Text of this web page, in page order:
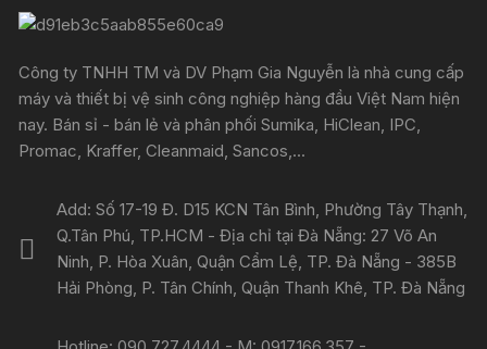
Công ty TNHH TM và DV Phạm Gia Nguyễn là nhà cung cấp
máy và thiết bị vệ sinh công nghiệp hàng đầu Việt Nam hiện
nay. Bán sỉ - bán lẻ và phân phối Sumika, HiClean, IPC,
Promac, Kraffer, Cleanmaid, Sancos,...
Add: Số 17-19 Đ. D15 KCN Tân Bình, Phường Tây Thạnh,
Q.Tân Phú, TP.HCM - Địa chỉ tại Đà Nẵng: 27 Võ An
Ninh, P. Hòa Xuân, Quận Cẩm Lệ, TP. Đà Nẵng - 385B
Hải Phòng, P. Tân Chính, Quận Thanh Khê, TP. Đà Nẵng